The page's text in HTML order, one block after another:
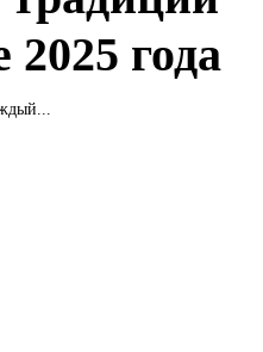
2025 года